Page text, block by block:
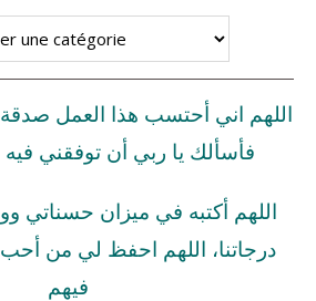
اللهم اني أحتسب هذا العمل صدقة
فأسألك يا ربي أن توفقني
اللهم أكتبه في ميزان حسناتي
درجاتنا، اللهم احفظ لي من
فيهم